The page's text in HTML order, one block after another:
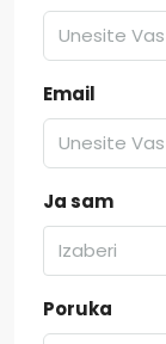
Email
Ja sam
Izaberi
Poruka